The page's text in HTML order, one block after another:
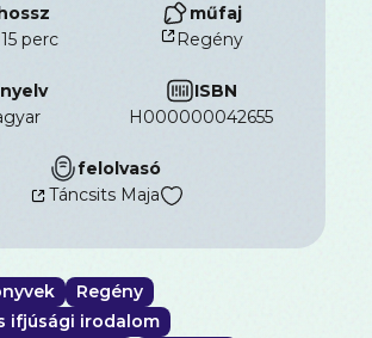
perc
műfaj
Regény
nyelv
ISBN
H000000042655
felolvasó
Táncsits Maja
Regény
ifjúsági irodalom